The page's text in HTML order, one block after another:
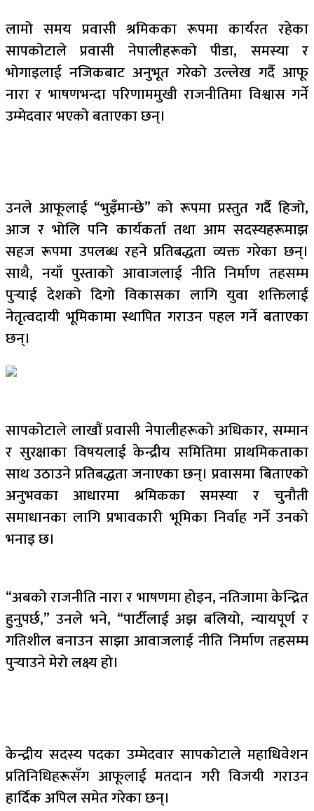
लामो समय प्रवासी श्रमिकका रूपमा कार्यरत रहेका
सापकोटाले प्रवासी नेपालीहरूको पीडा, समस्या र
भोगाइलाई नजिकबाट अनुभूत गरेको उल्लेख गर्दै आफू
नारा र भाषणभन्दा परिणाममुखी राजनीतिमा विश्वास गर्ने
उम्मेदवार भएको बताएका छन्।
उनले आफूलाई “भुइँमान्छे” को रूपमा प्रस्तुत गर्दै हिजो,
आज र भोलि पनि कार्यकर्ता तथा आम सदस्यहरूमाझ
सहज रूपमा उपलब्ध रहने प्रतिबद्धता व्यक्त गरेका छन्।
साथै, नयाँ पुस्ताको आवाजलाई नीति निर्माण तहसम्म
पुर्‍याई देशको दिगो विकासका लागि युवा शक्तिलाई
नेतृत्वदायी भूमिकामा स्थापित गराउन पहल गर्ने बताएका
छन्।
सापकोटाले लाखौं प्रवासी नेपालीहरूको अधिकार, सम्मान
र सुरक्षाका विषयलाई केन्द्रीय समितिमा प्राथमिकताका
साथ उठाउने प्रतिबद्धता जनाएका छन्। प्रवासमा बिताएको
अनुभवका आधारमा श्रमिकका समस्या र चुनौती
समाधानका लागि प्रभावकारी भूमिका निर्वाह गर्ने उनको
भनाइ छ।
“अबको राजनीति नारा र भाषणमा होइन, नतिजामा केन्द्रित
हुनुपर्छ,” उनले भने, “पार्टीलाई अझ बलियो, न्यायपूर्ण र
गतिशील बनाउन साझा आवाजलाई नीति निर्माण तहसम्म
पुर्‍याउने मेरो लक्ष्य हो।
केन्द्रीय सदस्य पदका उम्मेदवार सापकोटाले महाधिवेशन
प्रतिनिधिहरूसँग आफूलाई मतदान गरी विजयी गराउन
हार्दिक अपिल समेत गरेका छन्।